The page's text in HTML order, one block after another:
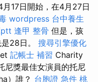
17日開始，在4月27日
wordpress 台中養生
ptt 逢甲 整骨 但是，孩
28日。 搜尋引擎優化
記帳士 補習 Charity
尼獎最佳女演員的托尼
）誰？ 台胞證 急件 桃